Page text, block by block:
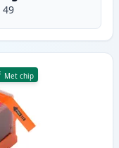
49
Met chip